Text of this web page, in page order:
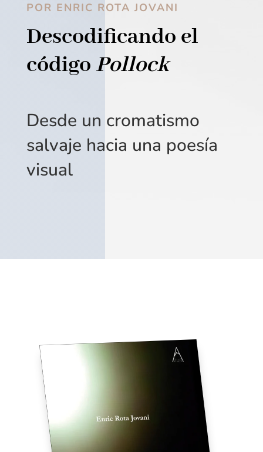
POR ENRIC ROTA JOVANI
Descodificando el
código Pollock
Desde un cromatismo
salvaje hacia una poesía
visual